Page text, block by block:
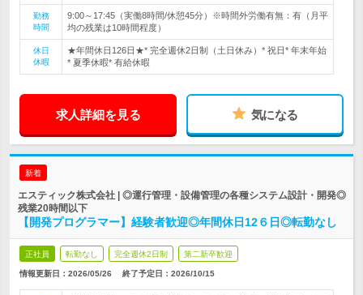
勤務
時間
9:00～17:45（実働8時間/休憩45分）※時間外労働有無：有（月平
均の残業は10時間程度）
休日
休暇
★年間休日126日★* 完全週休2日制（土日休み）* 祝日* 年末年始
* 夏季休暇* 有給休暇
求人詳細を見る 気になる
新着
エスティック株式会社 | ◎運行管理・設備管理の各種システム設計・開発◎
残業20時間以下
【開発プログラマー】経験者歓迎◎年間休日12６日◎転勤なし
正社員 転勤なし 完全週休2日制 第二新卒歓迎
情報更新日：2026/05/26 終了予定日： 2026/10/15